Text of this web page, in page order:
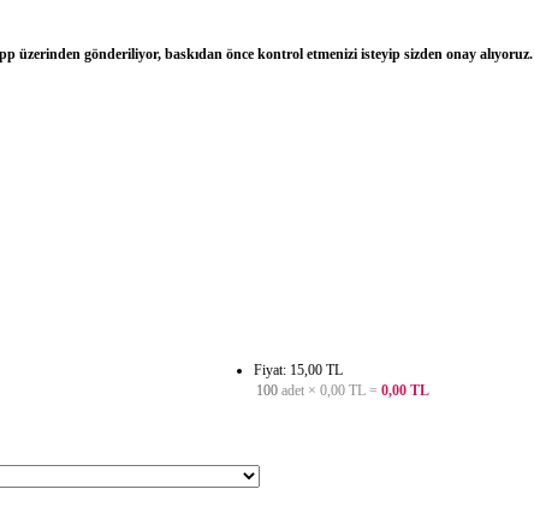
üzerinden gönderiliyor, baskıdan önce kontrol etmenizi isteyip sizden onay alıyoruz.
Fiyat: 15,00 TL
100adet × 0,00 TL= 0,00 TL